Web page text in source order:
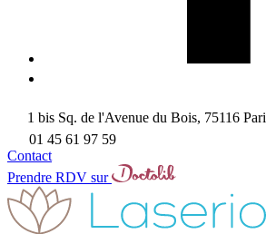
1 bis Sq. de l'Avenue du Bois, 75116
01 45 61 97 59
Contact
Prendre RDV sur